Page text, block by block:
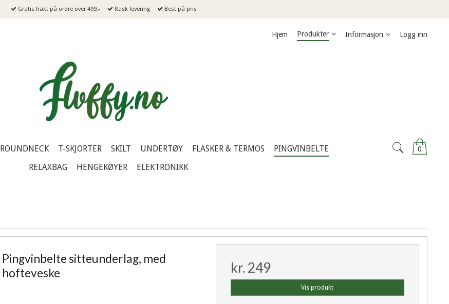
Gratis frakt på ordre over 499,- Rask levering Best på pris
Hjem Produkter Informasjon Logg inn
0
ROUNDNECK T-SKJORTER SKILT UNDERTØY FLASKER & TERMOS
PINGVINBELTE
RELAXBAG
HENGEKØYER ELEKTRONIKK
Pingvinbelte sitteunderlag, med
hofteveske
kr. 249
Vis produkt